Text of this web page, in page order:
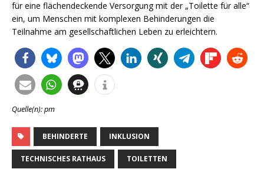
für eine flächendeckende Versorgung mit der „Toilette für alle“
ein, um Menschen mit komplexen Behinderungen die
Teilnahme am gesellschaftlichen Leben zu erleichtern.
Quelle(n): pm
BEHINDERTE INKLUSION
TECHNISCHES RATHAUS TOILETTEN